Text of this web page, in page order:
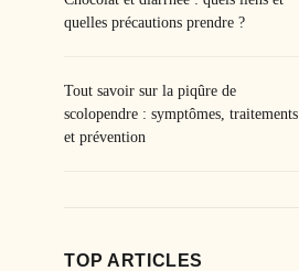
quelles précautions prendre ?
Tout savoir sur la piqûre de
scolopendre : symptômes, traitements
et prévention
TOP ARTICLES